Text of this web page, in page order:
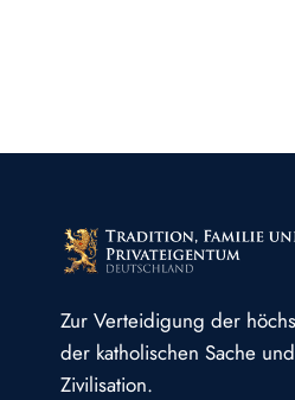
Zur Verteidigung der
der katholischen Sache
Zivilisation.